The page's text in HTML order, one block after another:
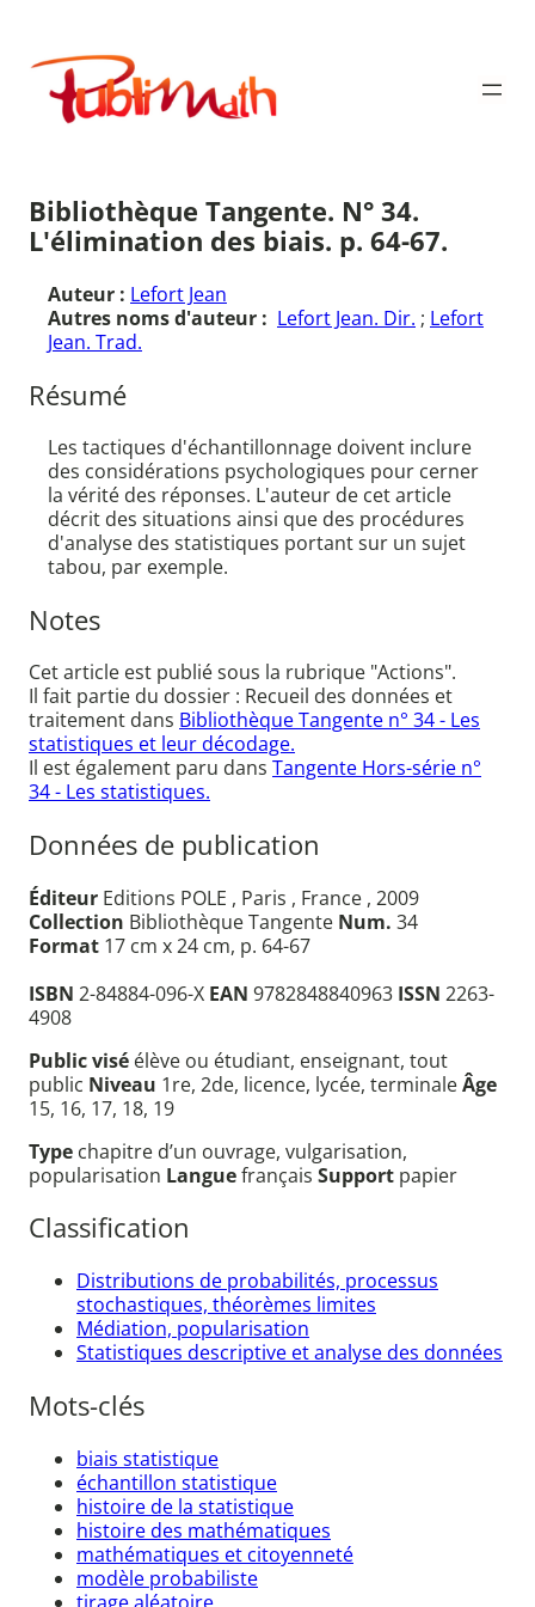
contenu
Publimath
Bibliothèque Tangente. N° 34.
L'élimination des biais. p. 64-67.
Auteur : Lefort Jean
Autres noms d'auteur : Lefort Jean. Dir. ; Lefort
Jean. Trad.
Résumé
Les tactiques d'échantillonnage doivent inclure
des considérations psychologiques pour cerner
la vérité des réponses. L'auteur de cet article
décrit des situations ainsi que des procédures
d'analyse des statistiques portant sur un sujet
tabou, par exemple.
Notes
Cet article est publié sous la rubrique "Actions".
Il fait partie du dossier : Recueil des données et
traitement dans Bibliothèque Tangente n° 34 - Les
statistiques et leur décodage.
Il est également paru dans Tangente Hors-série n°
34 - Les statistiques.
Données de publication
Éditeur Editions POLE , Paris , France , 2009
Collection Bibliothèque Tangente Num. 34
Format 17 cm x 24 cm, p. 64-67
ISBN 2-84884-096-X EAN 9782848840963 ISSN 2263-
4908
Public visé élève ou étudiant, enseignant, tout
public Niveau 1re, 2de, licence, lycée, terminaleÂge
15, 16, 17, 18, 19
Type chapitre d’un ouvrage, vulgarisation,
popularisation Languefrançais Support papier
Classification
Distributions de probabilités, processus
stochastiques, théorèmes limites
Médiation, popularisation
Statistiques descriptive et analyse des données
Mots-clés
biais statistique
échantillon statistique
histoire de la statistique
histoire des mathématiques
mathématiques et citoyenneté
modèle probabiliste